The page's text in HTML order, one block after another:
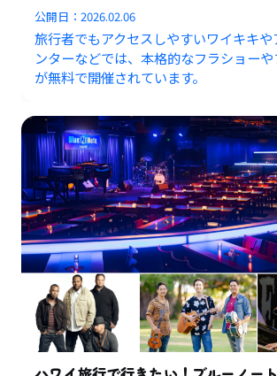
公開日：2026.02.06
旅行者でもアクセスしやすいワイキキ
ンターなどでは、本格的なフラショー
が無料で開催されています。